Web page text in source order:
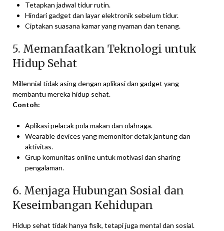
Tetapkan jadwal tidur rutin.
Hindari gadget dan layar elektronik sebelum tidur.
Ciptakan suasana kamar yang nyaman dan tenang.
5. Memanfaatkan Teknologi untuk
Hidup Sehat
Millennial tidak asing dengan aplikasi dan gadget yang
membantu mereka hidup sehat.
Contoh:
Aplikasi pelacak pola makan dan olahraga.
Wearable devices yang memonitor detak jantung dan
aktivitas.
Grup komunitas online untuk motivasi dan sharing
pengalaman.
6. Menjaga Hubungan Sosial dan
Keseimbangan Kehidupan
Hidup sehat tidak hanya fisik, tetapi juga mental dan sosial.